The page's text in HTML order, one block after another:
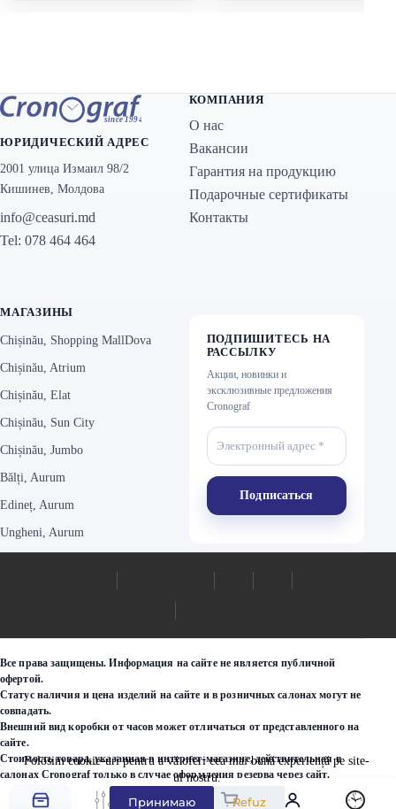
Folosim cookie-uri pentru a vă oferi cea mai bună experiență pe site-
ul nostru.
Принимаю Refuz
ЮРИДИЧЕСКИЙ АДРЕС
2001 улица Измаил 98/2
Кишинев, Молдова
info@ceasuri.md
Tel: 078 464 464
КОМПАНИЯ
О нас
Вакансии
Гарантия на продукцию
Подарочные сертификаты
Контакты
МАГАЗИНЫ
Chișinău, Shopping MallDova
Chișinău, Atrium
Chișinău, Elat
Chișinău, Sun City
Chișinău, Jumbo
Bălți, Aurum
Edineț, Aurum
Ungheni, Aurum
ПОДПИШИТЕСЬ НА
РАССЫЛКУ
Акции, новинки и
эксклюзивные предложения
Cronograf
Все права защищены. Информация на сайте не является публичной
офертой.
Статус наличия и цена изделий на сайте и в розничных салонах могут не
совпадать.
Внешний вид коробки от часов может отличаться от представленного на
сайте.
Стоимость товара, указанная в интернет-магазине, действительная в
салонах Cronograf только в случае оформления резерва через сайт.